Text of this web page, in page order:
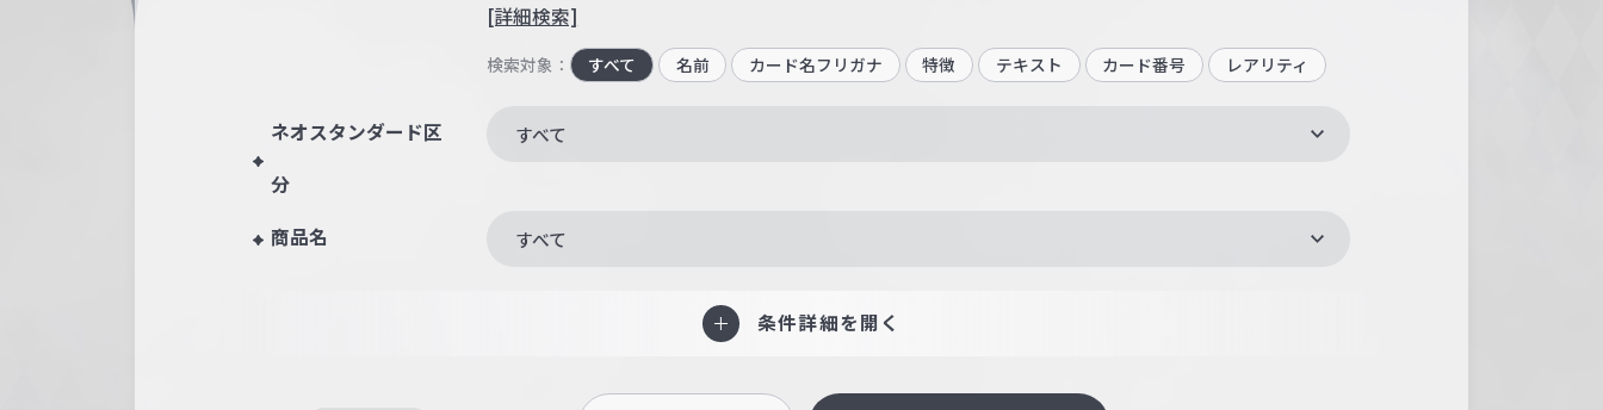
[詳細検索]
検索対象： すべて 名前 カード名フリガナ 特徴 テキスト カード番号 レアリティ
ネオスタンダード区
分
すべて
商品名 すべて
条件詳細を開く